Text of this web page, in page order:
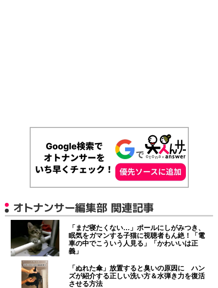
オトナンサー編集部 関連記事
「まだ寝たくない…」ポールにしがみつき、
眠気をガマンする子猫に視聴者もん絶！「電
車の中でこういう人見る」「かわいいは正
義」
「ぬれた傘」放置すると臭いの原因に ハン
ズが紹介する正しい洗い方＆水弾き力を復活
させる方法